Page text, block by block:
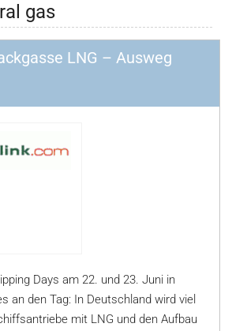
gas
LNG – Ausweg
Days am 22. und 23. Juni in
an den Tag: In Deutschland wird viel
mit LNG und den Aufbau